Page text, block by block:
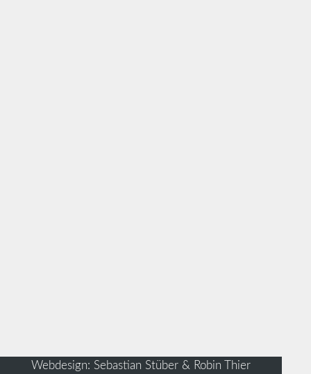
Webdesign: Sebastian Stüber & Robin Thier